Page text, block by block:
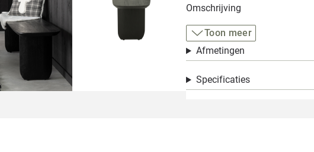
Omschrijving
Toon meer
Afmetingen
Specificaties